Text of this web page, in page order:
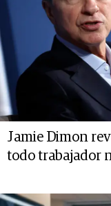
Jamie Dimon
todo trabajador